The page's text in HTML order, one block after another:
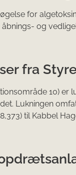
for
åbnings- og
fra
10) er
Lukningen
til Kabbel